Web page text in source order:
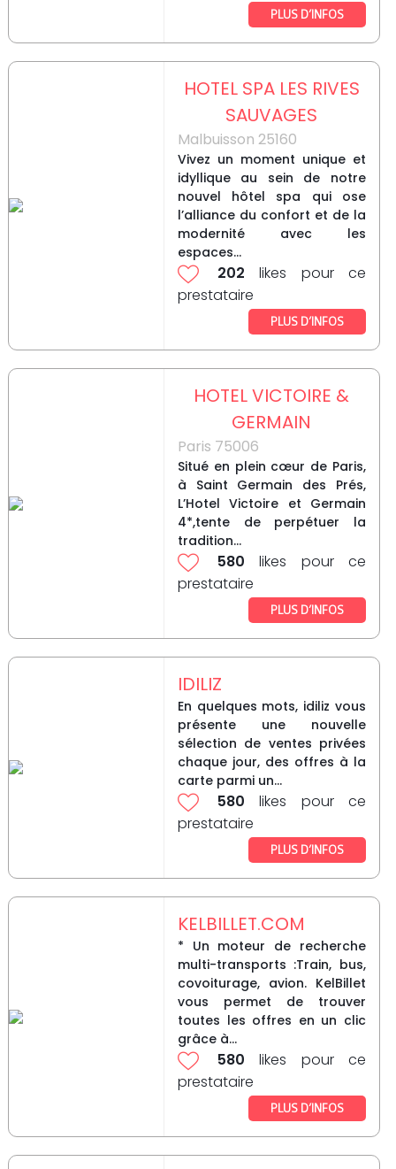
PLUS D’INFOS
HOTEL SPA LES RIVES
SAUVAGES
Malbuisson 25160
Vivez un moment unique et
idyllique au sein de notre
nouvel hôtel spa qui ose
l’alliance du confort et de la
modernité avec les
espaces...
202 likes pour ce
prestataire
PLUS D’INFOS
HOTEL VICTOIRE &
GERMAIN
Paris 75006
Situé en plein cœur de Paris,
à Saint Germain des Prés,
L’Hotel Victoire et Germain
4*,tente de perpétuer la
tradition...
580 likes pour ce
prestataire
PLUS D’INFOS
IDILIZ
En quelques mots, idiliz vous
présente une nouvelle
sélection de ventes privées
chaque jour, des offres à la
carte parmi un...
580 likes pour ce
prestataire
PLUS D’INFOS
KELBILLET.COM
* Un moteur de recherche
multi-transports :Train, bus,
covoiturage, avion. KelBillet
vous permet de trouver
toutes les offres en un clic
grâce à...
580 likes pour ce
prestataire
PLUS D’INFOS